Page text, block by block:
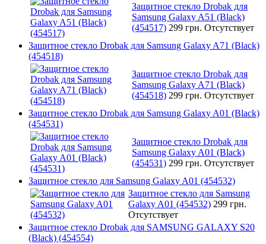
Защитное стекло Drobak для
Samsung Galaxy A51 (Black)
(454517) 299 грн. Отсутствует
Защитное стекло Drobak для Samsung Galaxy A71 (Black)
(454518)
Защитное стекло Drobak для
Samsung Galaxy A71 (Black)
(454518) 299 грн. Отсутствует
Защитное стекло Drobak для Samsung Galaxy A01 (Black)
(454531)
Защитное стекло Drobak для
Samsung Galaxy A01 (Black)
(454531) 299 грн. Отсутствует
Защитное стекло для Samsung Galaxy A01 (454532)
Защитное стекло для Samsung
Galaxy A01 (454532) 299 грн.
Отсутствует
Защитное стекло Drobak для SAMSUNG GALAXY S20
(Black) (454554)